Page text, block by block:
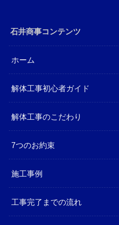
石井商事コンテンツ
ホーム
解体工事初心者ガイド
解体工事のこだわり
7つのお約束
施工事例
工事完了までの流れ